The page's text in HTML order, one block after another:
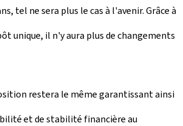
tel ne sera plus le cas à l'avenir. Grâce à
unique, il n'y aura plus de changements
restera le même garantissant ainsi
et de stabilité financière au